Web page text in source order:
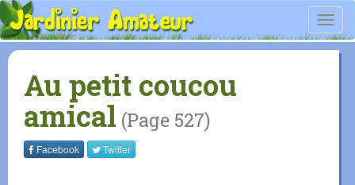
Au petit coucou
amical (Page 527)
Facebook Twitter